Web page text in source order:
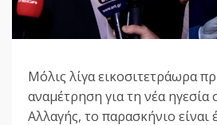
Μόλις λίγα εικοσιτετράωρα
αναμέτρηση για τη νέα ηγεσία
Αλλαγής, το παρασκήνιο είναι